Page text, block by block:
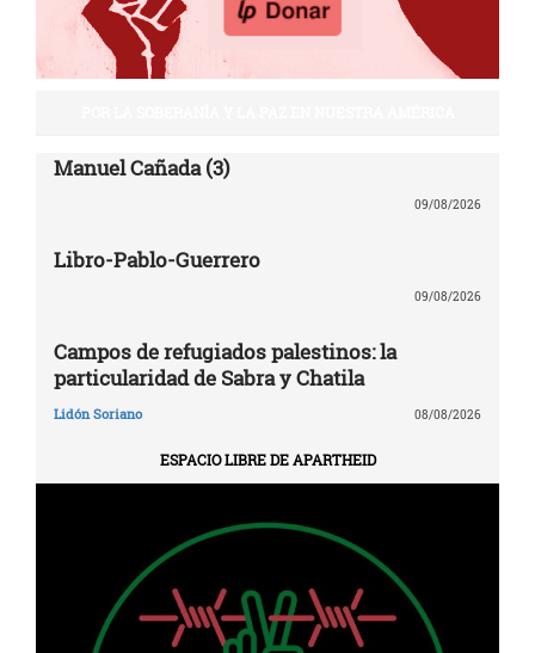
Manuel Cañada (3)
09/08/2026
Libro-Pablo-Guerrero
09/08/2026
Campos de refugiados palestinos: la
particularidad de Sabra y Chatila
Lidón Soriano 08/08/2026
ESPACIO LIBRE DE APARTHEID